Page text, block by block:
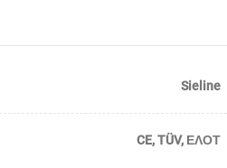
Sieline
CE,TÜV, ΕΛΟΤ